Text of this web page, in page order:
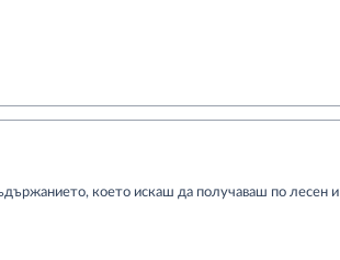
което искаш да получаваш по лесен